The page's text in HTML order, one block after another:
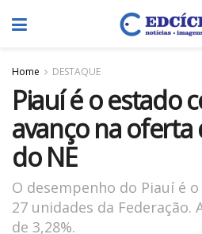
Home DESTAQUE
Piauí é o estado
avanço na
do NE
O desempenho do Piauí é
27 unidades da Federação.
de 3,28%.